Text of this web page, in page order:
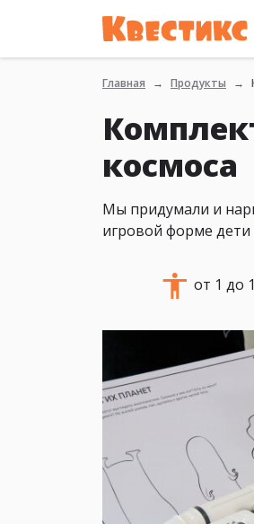
Главная Продукты
космоса
Мы придумали и
игровой форме дети
от 1 до